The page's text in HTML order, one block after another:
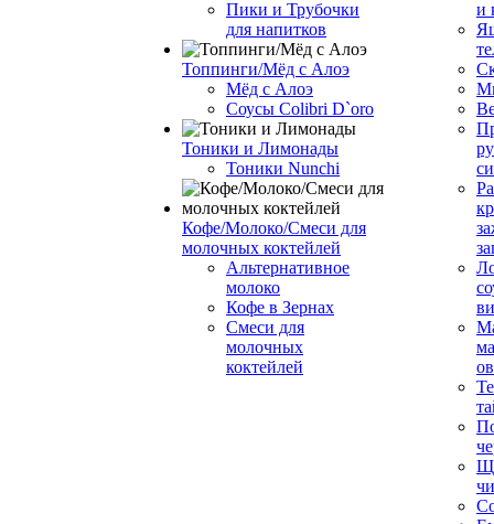
Пики и Трубочки
для напитков
Топпинги/Мёд с Алоэ
Мёд с Алоэ
Соусы Colibri D`oro
Тоники и Лимонады
Тоники Nunchi
Кофе/Молоко/Смеси для
молочных коктейлей
Альтернативное
молоко
Кофе в Зернах
Смеси для
молочных
коктейлей
и